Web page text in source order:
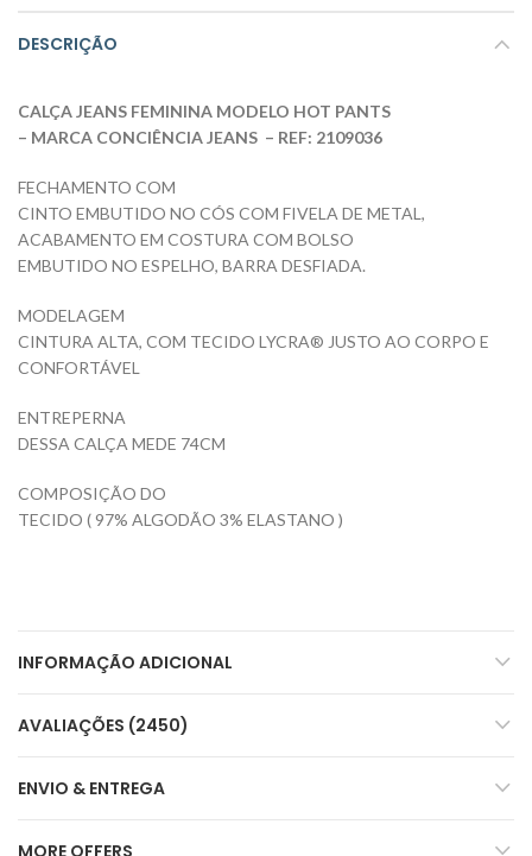
DESCRIÇÃO
CALÇA JEANS FEMININA MODELO HOT PANTS
– MARCA CONCIÊNCIA JEANS – REF: 2109036
FECHAMENTO COM
CINTO EMBUTIDO NO CÓS COM FIVELA DE METAL,
ACABAMENTO EM COSTURA COM BOLSO
EMBUTIDO NO ESPELHO, BARRA DESFIADA.
MODELAGEM
CINTURA ALTA, COM TECIDO LYCRA® JUSTO AO CORPO E
CONFORTÁVEL
ENTREPERNA
DESSA CALÇA MEDE 74CM
COMPOSIÇÃO DO
TECIDO ( 97% ALGODÃO 3% ELASTANO )
INFORMAÇÃO ADICIONAL
AVALIAÇÕES (2450)
ENVIO & ENTREGA